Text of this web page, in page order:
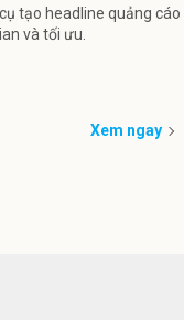
tạo headline quảng cáo
và tối ưu.
Xem ngay